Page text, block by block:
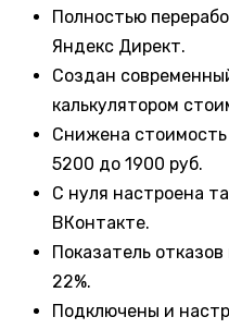
Полностью
Яндекс Директ.
Создан
калькулятором
Снижена стоимость
5200 до 1900 руб.
С нуля настроена
ВКонтакте.
Показатель
22%.
Подключены и